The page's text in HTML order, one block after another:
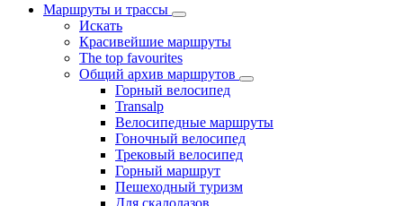
Маршруты и трассы
Искать
Красивейшие маршруты
The top favourites
Общий архив маршрутов
Горный велосипед
Transalp
Велосипедные маршруты
Гоночный велосипед
Трековый велосипед
Горный маршрут
Пешеходный туризм
Для скалолазов